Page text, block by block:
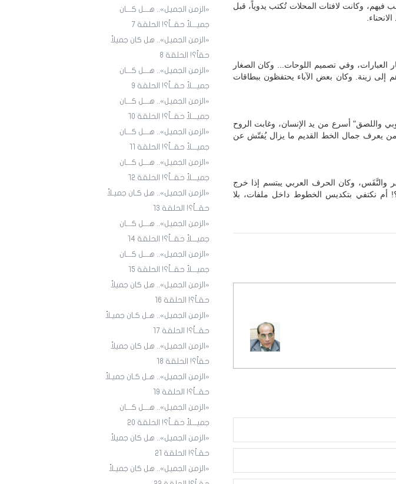
«الزمن الجميل».. هـــل كـــان
جميـــلاً حقــاً؟! الحلقة 7
«الزمن الجميل».. هل كان جميلاً
حقاً؟! الحلقة 8
«الزمن الجميل».. هـــل كـــان
جميـــلاً حقــاً؟! الحلقة 9
«الزمن الجميل».. هـــل كـــان
جميـــلاً حقــاً؟! الحلقة ١٠
«الزمن الجميل».. هـــل كـــان
جميـــلاً حقــاً؟! الحلقة ١1
«الزمن الجميل».. هـــل كـــان
جميـــلاً حقــاً؟! الحلقة ١2
«الزمن الجميل».. هل كـان جميـلاً
حقــاً؟! الحلقة ١3
«الزمن الجميل».. هـــل كـــان
جميـــلاً حقــاً؟! الحلقة ١4
«الزمن الجميل».. هـــل كـــان
جميـــلاً حقــاً؟! الحلقة 15
«الزمن الجميل».. هل كان جميلاً
حقـاً؟! الحلقة 16
«الزمن الجميل».. هـل كـان جميـلاً
حقــاً؟! الحلقة 17
«الزمن الجميل».. هل كان جميلاً
حقاً؟! الحلقة 18
«الزمن الجميل».. هـل كـان جميـلاً
حقــاً؟! الحلقة 19
«الزمن الجميل».. هـــل كـــان
جميـــلاً حقــاً؟! الحلقة 20
«الزمن الجميل».. هل كان جميلاً
حقـاً؟! الحلقة 21
«الزمن الجميل».. هل كان جميـلاً
وكانت لافتات المحلات تُكتب يدوياً، قبل
العبارات، وفي تصميم اللوحات... وكان الصغار
إلى زينة. وكان بعض الآباء يحتفظون ببطاقات
واللصق" أسرع من يد الإنسان، وغابت الروح
يعرف جمال الخط القديم ما يزال يُفتّش عن
والنَّفَس، وكان الحرف العربي يبتسم إذا خرج
أم نكتفي بتكديس الخطوط داخل ملفات، بلا